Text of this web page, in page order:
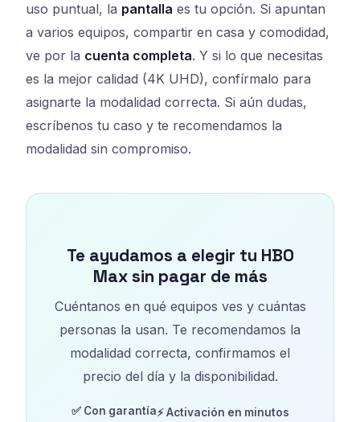
uso puntual, la pantalla es tu opción. Si apuntan
a varios equipos, compartir en casa y comodidad,
ve por la cuenta completa. Y si lo que necesitas
es la mejor calidad (4K UHD), confírmalo para
asignarte la modalidad correcta. Si aún dudas,
escríbenos tu caso y te recomendamos la
modalidad sin compromiso.
Te ayudamos a elegir tu HBO
Max sin pagar de más
Cuéntanos en qué equipos ves y cuántas
personas la usan. Te recomendamos la
modalidad correcta, confirmamos el
precio del día y la disponibilidad.
✅ Con garantía⚡ Activación en minutos